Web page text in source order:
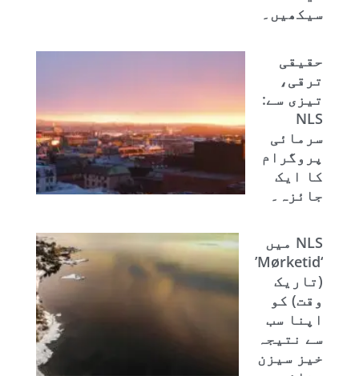
سیکھیں۔
حقیقی
ترقی،
تیزی سے:
NLS
سرمائی
پروگرام
کا ایک
جائزہ۔
NLS میں
‘Mørketid’
(تاریک
وقت) کو
اپنا سب
سے نتیجہ
خیز سیزن